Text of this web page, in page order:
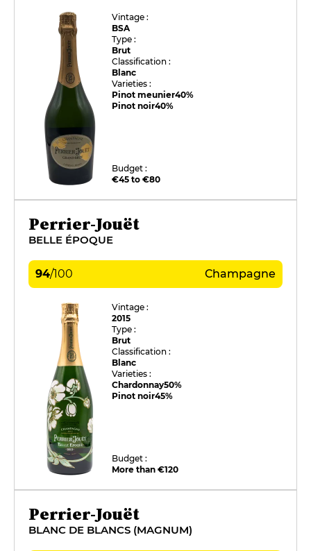
Vintage :
BSA
Type :
Brut
Classification :
Blanc
Varieties :
Pinot meunier40%
Pinot noir40%
Budget :
€45 to €80
Perrier-Jouët
BELLE ÉPOQUE
94/100 Champagne
Vintage :
2015
Type :
Brut
Classification :
Blanc
Varieties :
Chardonnay50%
Pinot noir45%
Budget :
More than €120
Perrier-Jouët
BLANC DE BLANCS (MAGNUM)